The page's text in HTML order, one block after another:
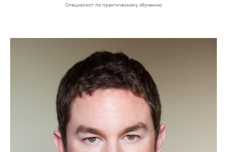
Специалист по практическому обучению